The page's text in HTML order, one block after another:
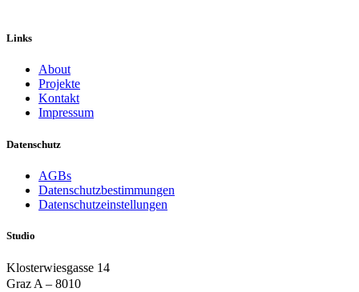
Links
About
Projekte
Kontakt
Impressum
Datenschutz
AGBs
Datenschutzbestimmungen
Datenschutzeinstellungen
Studio
Klosterwiesgasse 14
Graz A – 8010